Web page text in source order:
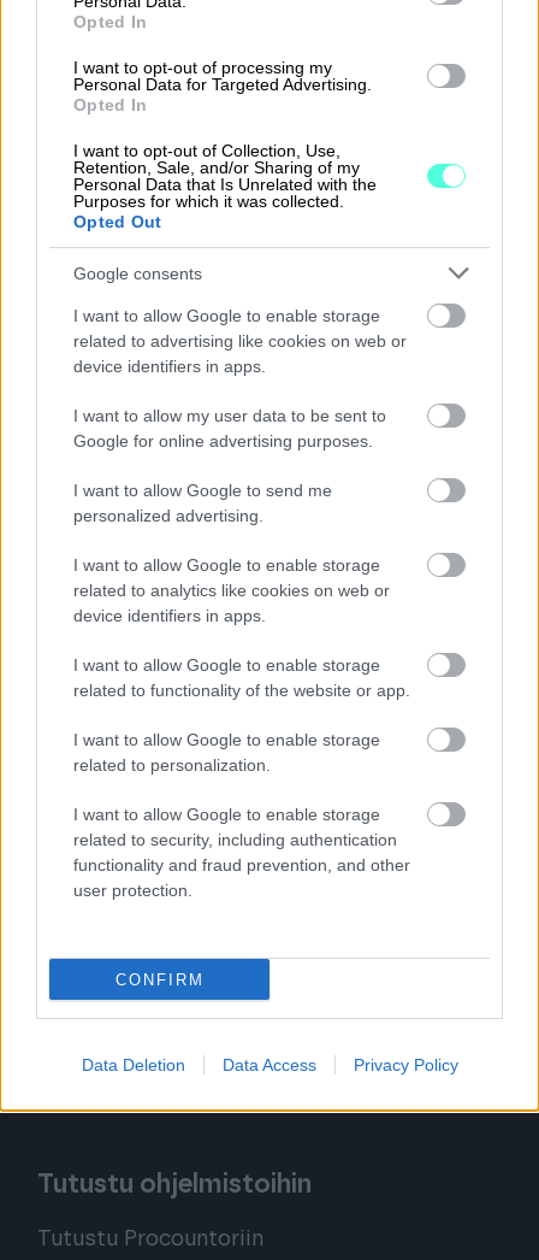
Opted In
I want to opt-out of processing my
Personal Data for Targeted Advertising.
Opted In
I want to opt-out of Collection, Use,
Retention, Sale, and/or Sharing of my
Personal Data that Is Unrelated with the
Purposes for which it was collected.
Opted Out
Google consents
I want to allow Google to enable storage
related to advertising like cookies on web or
device identifiers in apps.
I want to allow my user data to be sent to
Google for online advertising purposes.
I want to allow Google to send me
personalized advertising.
I want to allow Google to enable storage
related to analytics like cookies on web or
device identifiers in apps.
I want to allow Google to enable storage
related to functionality of the website or app.
I want to allow Google to enable storage
related to personalization.
I want to allow Google to enable storage
related to security, including authentication
functionality and fraud prevention, and other
user protection.
CONFIRM
Data Deletion Data Access Privacy Policy
EMU Growth Partners
Procountorin puolelta vain vähän asetuksia
ensimmäistä kertaa. Se taisi olla...'
Lue koko asiakastarina
Ratkaisut
Procountor
Procountor Solo
Finago Sign
Procountor Toiminnanohjaus
Tutustu ohjelmistoihin
Tutustu Procountoriin